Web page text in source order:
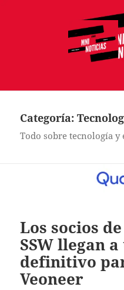
Categoría:
Todo sobre tecnología y
Los socios
SSW llegan
definitivo
Veoneer